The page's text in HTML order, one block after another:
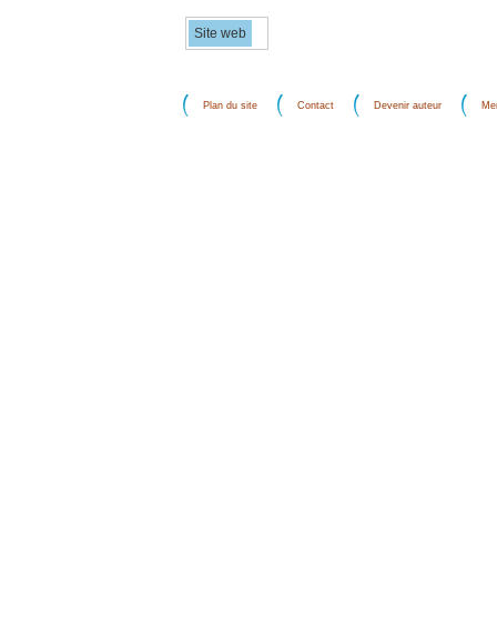
Site web
Plan du site Contact Devenir auteur